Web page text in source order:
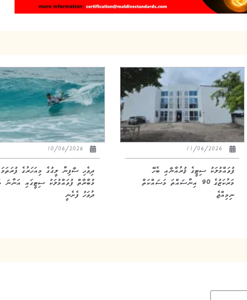
ފުވައްމުލަކު ސިޓީގެ ޤުރުއާނާއި ބެހޭ
މަރުކަޒުގެ 90 އިންސައްތަ މަސައްކަތް
ނިމިއްޖެ
10/06/2026
ދިވެހި ސާފިން ލީގުގެ މިއަހަރުގެ ފުރަތަމަ
މުބާރާތް ފުވައްމުލަކު ސިޓީގައި އަންނަ
ދުވަހު ފެށެނީ